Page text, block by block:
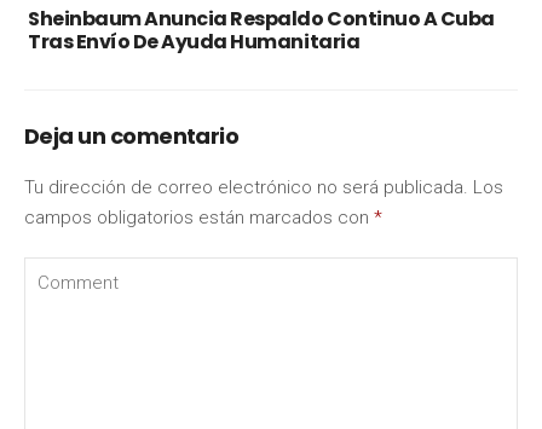
Sheinbaum Anuncia Respaldo Continuo A Cuba
Tras Envío De Ayuda Humanitaria
Deja un comentario
Tu dirección de correo electrónico no será publicada. Los
campos obligatorios están marcados con *